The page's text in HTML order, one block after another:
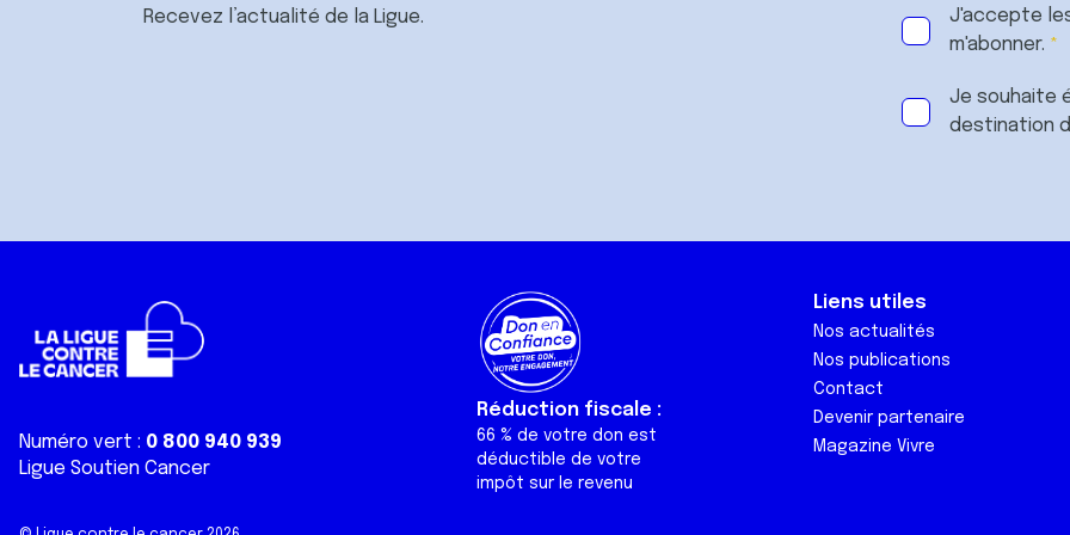
Recevez l’actualité de la Ligue. J'accepte
m'abonner.
Je souhaite
destination
Numéro vert : 0 800 940 939
Ligue Soutien Cancer
Réduction fiscale :
66 % de votre don est
déductible de votre
impôt sur le revenu
Liens utiles
Nos actualités
Nos publications
Contact
Devenir partenaire
Magazine Vivre